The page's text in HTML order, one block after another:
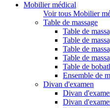
Mobilier médical
Voir tous Mobilier
Table de massage
Table de
Table de
Table de
Table de
Table de
Ensemble de
Divan d'examen
Divan
Divan